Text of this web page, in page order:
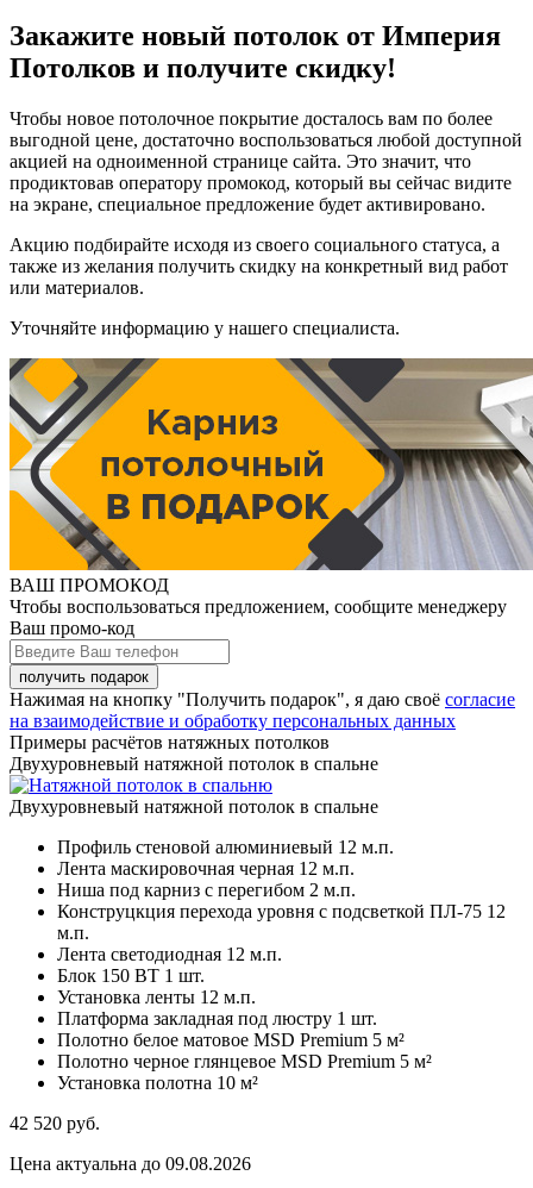
Закажите новый потолок от Империя
Потолков и получите скидку!
Чтобы новое потолочное покрытие досталось вам по более
выгодной цене, достаточно воспользоваться любой доступной
акцией на одноименной странице сайта. Это значит, что
продиктовав оператору промокод, который вы сейчас видите
на экране, специальное предложение будет активировано.
Акцию подбирайте исходя из своего социального статуса, а
также из желания получить скидку на конкретный вид работ
или материалов.
Уточняйте информацию у нашего специалиста.
ВАШ ПРОМОКОД
Чтобы воспользоваться предложением, сообщите менеджеру
Ваш промо-код
Нажимая на кнопку "Получить подарок", я даю своё согласие
на взаимодействие и обработку персональных данных
Примеры расчётов натяжных потолков
Двухуровневый натяжной потолок в спальне
Двухуровневый натяжной потолок в спальне
Профиль стеновой алюминиевый 12 м.п.
Лента маскировочная черная 12 м.п.
Ниша под карниз с перегибом 2 м.п.
Конструцкция перехода уровня с подсветкой ПЛ-75 12
м.п.
Лента светодиодная 12 м.п.
Блок 150 ВТ 1 шт.
Установка ленты 12 м.п.
Платформа закладная под люстру 1 шт.
Полотно белое матовое MSD Premium 5 м²
Полотно черное глянцевое MSD Premium 5 м²
Установка полотна 10 м²
42 520 руб.
Цена актуальна до 09.08.2026